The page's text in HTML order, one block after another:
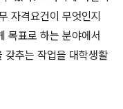
자격요건이 무엇인지
목표로 하는 분야에서
갖추는 작업을 대학생활